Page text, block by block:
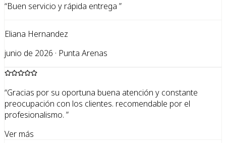
“Buen servicio y rápida entrega ”
Eliana Hernandez
junio de 2026 · Punta Arenas
“Gracias por su oportuna buena atención y constante
preocupación con los clientes. recomendable por el
profesionalismo. ”
Ver más